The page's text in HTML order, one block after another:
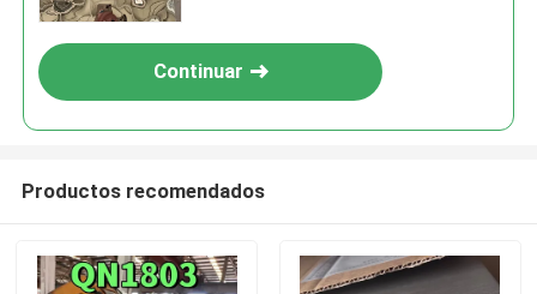
Continuar
Productos recomendados